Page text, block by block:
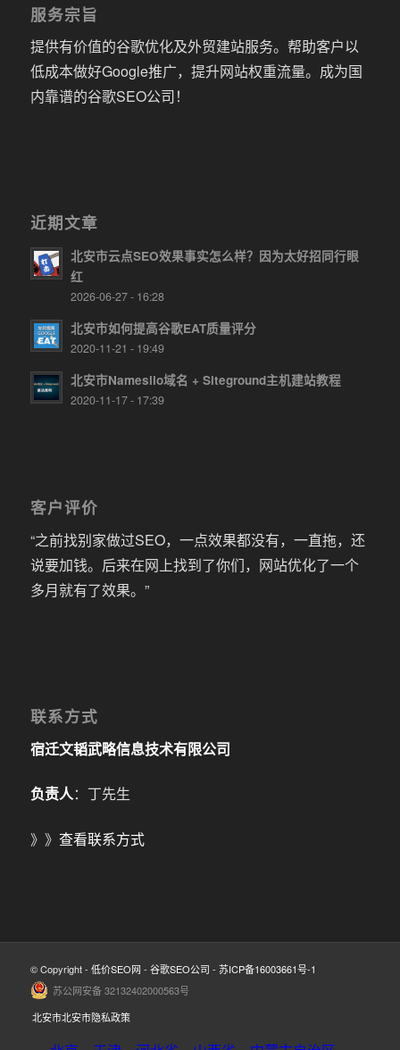
服务宗旨
提供有价值的谷歌优化及外贸建站服务。帮助客户以
低成本做好Google推广，提升网站权重流量。成为国
内靠谱的谷歌SEO公司！
近期文章
北安市云点SEO效果事实怎么样？因为太好招同行眼
红
2026-06-27 - 16:28
北安市如何提高谷歌EAT质量评分
2020-11-21 - 19:49
北安市Namesilo域名 + Siteground主机建站教程
2020-11-17 - 17:39
客户评价
“之前找别家做过SEO，一点效果都没有，一直拖，还
说要加钱。后来在网上找到了你们，网站优化了一个
多月就有了效果。”
联系方式
宿迁文韬武略信息技术有限公司
负责人：丁先生
》》 查看联系方式
© Copyright - 低价SEO网 - 谷歌SEO公司 - 苏ICP备16003661号-1
苏公网安备 32132402000563号
北安市北安市隐私政策